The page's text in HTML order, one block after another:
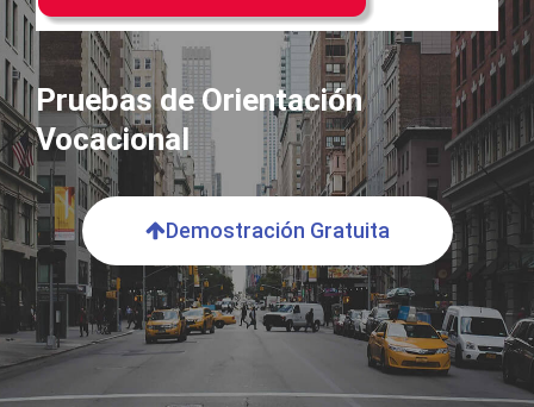
Pruebas de Orientación
Vocacional
Demostración Gratuita